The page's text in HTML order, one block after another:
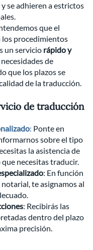
se adhieren a estrictos
que el
los procedimientos
un servicio rápido y
de
que los plazos se
de la traducción.
de traducción
: Ponte en
sobre el tipo
la asistencia de
necesitas traducir.
: En función
te asignamos al
: Recibirás las
dentro del plazo
precisión.